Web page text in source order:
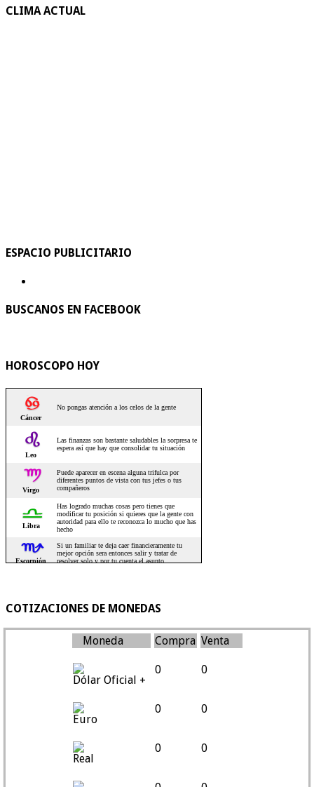
CLIMA ACTUAL
ESPACIO PUBLICITARIO
BUSCANOS EN FACEBOOK
HOROSCOPO HOY
COTIZACIONES DE MONEDAS
Moneda Compra Venta
Dólar Oficial +
0 0
Euro
0 0
Real
0 0